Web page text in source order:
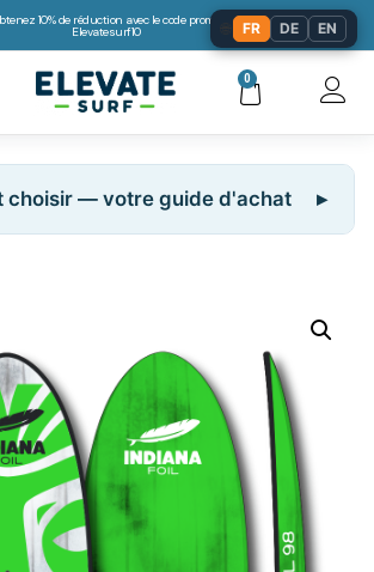
10% de réduction avec le code promo:
Elevatesurf10
0
choisir — votre guide d'achat
FR DE EN